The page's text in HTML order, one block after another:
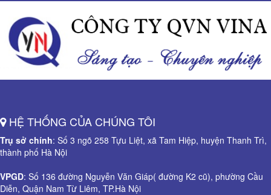
HỆ THỐNG CỦA CHÚNG TÔI
Trụ sở chính: Số 3 ngõ 258 Tựu Liệt, xã Tam Hiệp, huyện Thanh Trì,
thành phố Hà Nội
VPGD: Số 136 đường Nguyễn Văn Giáp( đường K2 cũ), phường Cầu
Diễn, Quận Nam Từ Liêm, TP.Hà Nội